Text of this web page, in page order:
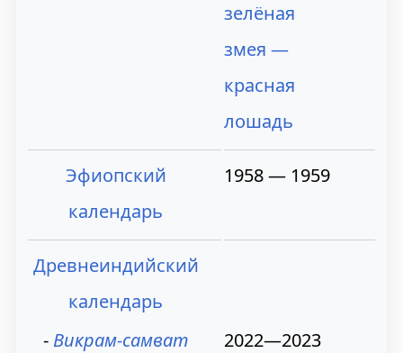
зелёная
змея —
красная
лошадь
Эфиопский
календарь
1958 — 1959
Древнеиндийский
календарь
⁃ Викрам-самват
2022—2023